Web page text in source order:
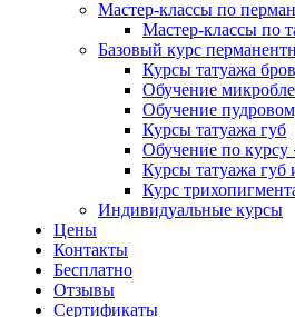
Мастер-классы по
Мастер-классы по
Базовый курс
Курсы татуажа
Обучение
Обучение
Курсы татуажа губ
Обучение по курсу
Курсы татуажа губ
Курс
Индивидуальные курсы
Цены
Контакты
Бесплатно
Отзывы
Сертификаты